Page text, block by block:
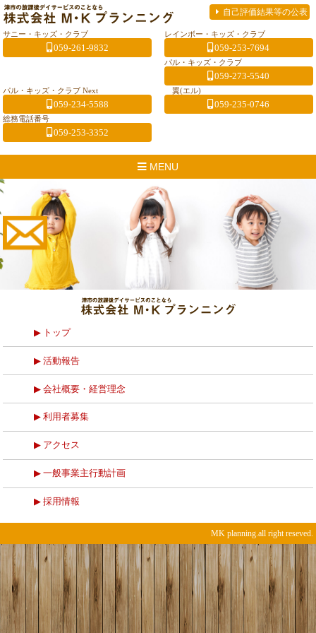
自己評価結果等の公表
サニー・キッズ・クラブ
059-261-9832
レインボー・キッズ・クラブ
059-253-7694
パル・キッズ・クラブ
059-273-5540
パル・キッズ・クラブ Next
059-234-5588
翼(エル)
059-235-0746
総務電話番号
059-253-3352
MENU
トップ
活動報告
会社概要・経営理念
利用者募集
アクセス
一般事業主行動計画
採用情報
MK planning.all right reseved.